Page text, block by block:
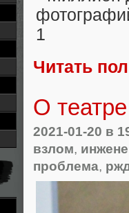
Читать
О
2021-01-20 в
взлом,
проблема,